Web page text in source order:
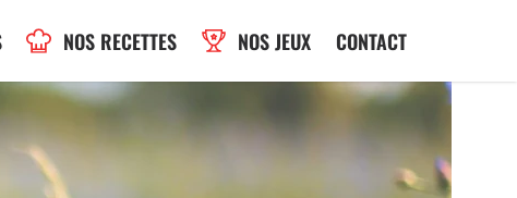
NOS RECETTES NOS JEUX CONTACT